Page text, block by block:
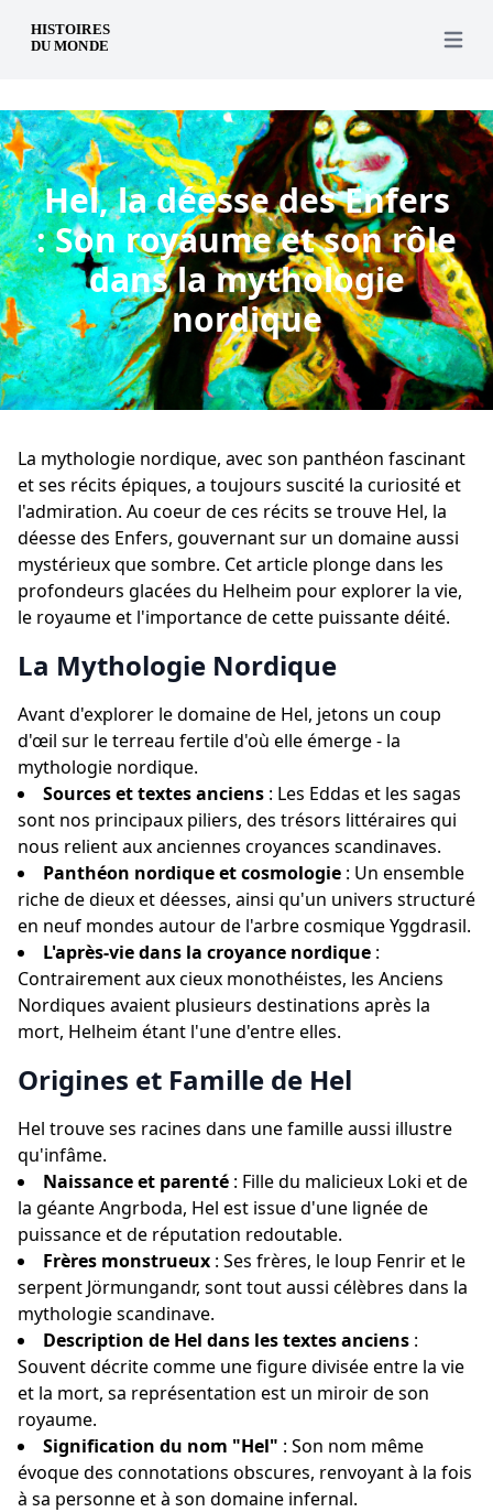
Open
Hel, la déesse des Enfers
: Son royaume et son rôle
dans la mythologie
nordique
La mythologie nordique, avec son panthéon fascinant
et ses récits épiques, a toujours suscité la curiosité et
l'admiration. Au coeur de ces récits se trouve Hel, la
déesse des Enfers, gouvernant sur un domaine aussi
mystérieux que sombre. Cet article plonge dans les
profondeurs glacées du Helheim pour explorer la vie,
le royaume et l'importance de cette puissante déité.
La Mythologie Nordique
Avant d'explorer le domaine de Hel, jetons un coup
d'œil sur le terreau fertile d'où elle émerge - la
mythologie nordique.
Sources et textes anciens : Les Eddas et les sagas
sont nos principaux piliers, des trésors littéraires qui
nous relient aux anciennes croyances scandinaves.
Panthéon nordique et cosmologie : Un ensemble
riche de dieux et déesses, ainsi qu'un univers structuré
en neuf mondes autour de l'arbre cosmique Yggdrasil.
L'après-vie dans la croyance nordique :
Contrairement aux cieux monothéistes, les Anciens
Nordiques avaient plusieurs destinations après la
mort, Helheim étant l'une d'entre elles.
Origines et Famille de Hel
Hel trouve ses racines dans une famille aussi illustre
qu'infâme.
Naissance et parenté : Fille du malicieux Loki et de
la géante Angrboda, Hel est issue d'une lignée de
puissance et de réputation redoutable.
Frères monstrueux : Ses frères, le loup Fenrir et le
serpent Jörmungandr, sont tout aussi célèbres dans la
mythologie scandinave.
Description de Hel dans les textes anciens :
Souvent décrite comme une figure divisée entre la vie
et la mort, sa représentation est un miroir de son
royaume.
Signification du nom "Hel" : Son nom même
évoque des connotations obscures, renvoyant à la fois
à sa personne et à son domaine infernal.